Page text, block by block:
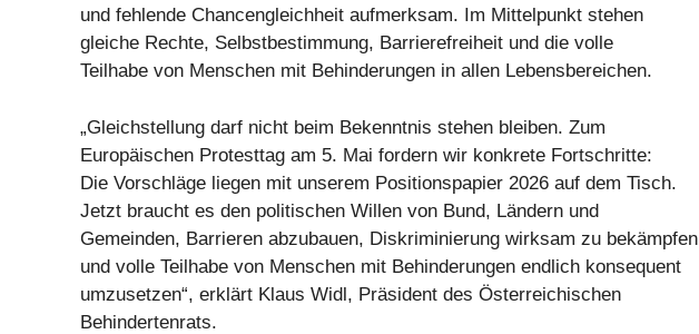
und fehlende Chancengleichheit aufmerksam. Im Mittelpunkt stehen
gleiche Rechte, Selbstbestimmung, Barrierefreiheit und die volle
Teilhabe von Menschen mit Behinderungen in allen Lebensbereichen.
„Gleichstellung darf nicht beim Bekenntnis stehen bleiben. Zum
Europäischen Protesttag am 5. Mai fordern wir konkrete Fortschritte:
Die Vorschläge liegen mit unserem Positionspapier 2026 auf dem Tisch.
Jetzt braucht es den politischen Willen von Bund, Ländern und
Gemeinden, Barrieren abzubauen, Diskriminierung wirksam zu bekämpfen
und volle Teilhabe von Menschen mit Behinderungen endlich konsequent
umzusetzen“, erklärt Klaus Widl, Präsident des Österreichischen
Behindertenrats.